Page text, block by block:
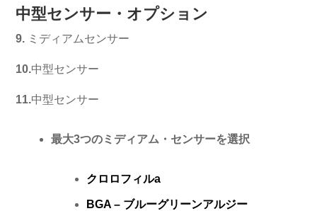
中型センサー・オプション
9. ミディアムセンサー
10.中型センサー
11.中型センサー
最大3つのミディアム・センサーを選択
クロロフィルa
BGA – ブルーグリーンアルジー